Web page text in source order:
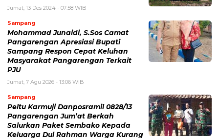
Jumat, 13 Des 2024 - 07:58 WIB
Sampang
Mohammad Junaidi, S.Sos Camat
Pangarengan Apresiasi Bupati
Sampang Respon Cepat Keluhan
Masyarakat Pangarengan Terkait
PJU
Jumat, 7 Agu 2026 - 13:06 WIB
Sampang
Peltu Karmuji Danposramil 0828/13
Pangarengan Jum’at Berkah
Salurkan Paket Sembako Kepada
Keluarga Dul Rahman Warga Kurang